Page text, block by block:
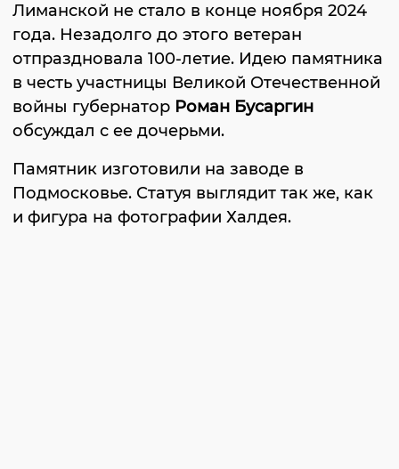
Лиманской не стало в конце ноября 2024
года. Незадолго до этого ветеран
отпраздновала 100-летие. Идею памятника
в честь участницы Великой Отечественной
войны губернатор Роман Бусаргин
обсуждал с ее дочерьми.
Памятник изготовили на заводе в
Подмосковье. Статуя выглядит так же, как
и фигура на фотографии Халдея.